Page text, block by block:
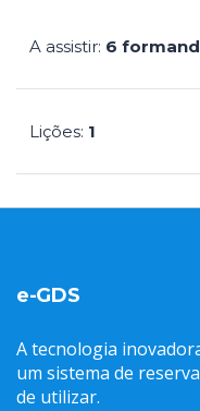
A assistir: 6
Lições: 1
e-GDS
A tecnologia
um sistema de
de utilizar.